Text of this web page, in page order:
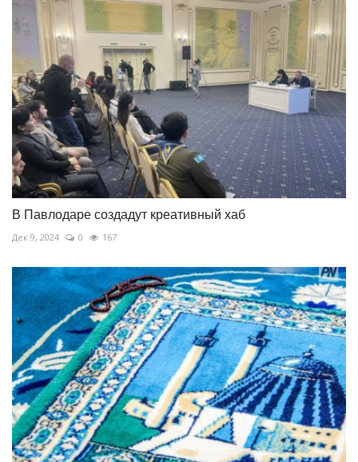
В Павлодаре создадут креативный хаб
Дек 9, 2024 0 167